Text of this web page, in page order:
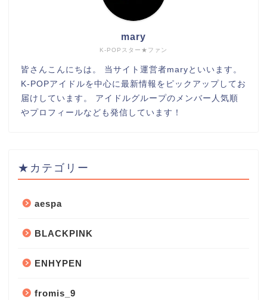
K-POPスター★ファン
mary
皆さんこんにちは。 当サイト運営者maryといいます。
K-POPアイドルを中心に最新情報をピックアップしてお
届けしています。 アイドルグループのメンバー人気順
やプロフィールなども発信しています！
★カテゴリー
aespa
BLACKPINK
ENHYPEN
fromis_9